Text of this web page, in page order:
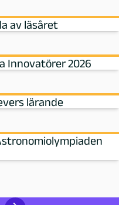
av läsåret
Innovatörer 2026
lärande